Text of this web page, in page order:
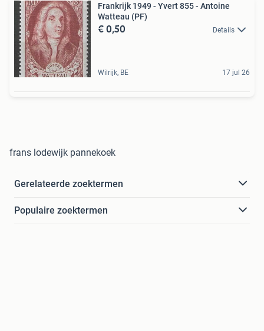
Frankrijk 1949 - Yvert 855 - Antoine
Watteau (PF)
€ 0,50 Details
Wilrijk, BE 17 jul 26
frans lodewijk pannekoek
Gerelateerde zoektermen
Populaire zoektermen